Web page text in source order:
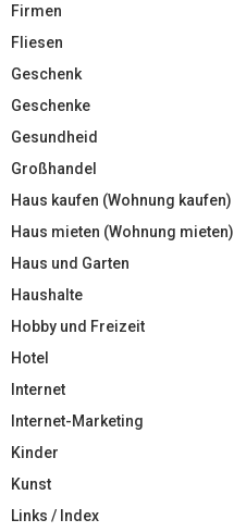
Firmen
Fliesen
Geschenk
Geschenke
Gesundheid
Großhandel
Haus kaufen (Wohnung kaufen)
Haus mieten (Wohnung mieten)
Haus und Garten
Haushalte
Hobby und Freizeit
Hotel
Internet
Internet-Marketing
Kinder
Kunst
Links / Index